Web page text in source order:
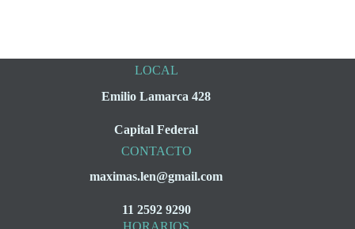
LOCAL
Emilio Lamarca 428
Capital Federal
CONTACTO
maximas.len@gmail.com
11 2592 9290